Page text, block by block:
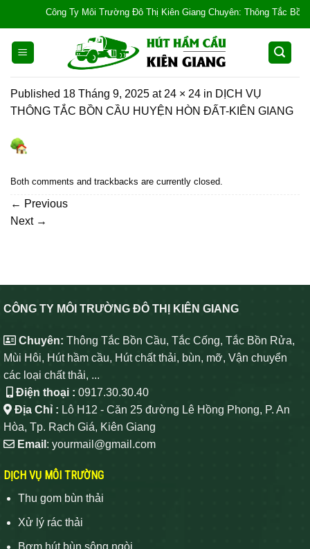
content
Công Ty Môi Trường Đô Thị Kiên Giang Chuyên: Thông Tắc Bồn
Published 18 Tháng 9, 2025 at 24 × 24 in DỊCH VỤ
THÔNG TẮC BỒN CẦU HUYỆN HÒN ĐẤT-KIÊN GIANG
Both comments and trackbacks are currently closed.
← Previous
Next →
CÔNG TY MÔI TRƯỜNG ĐÔ THỊ KIÊN GIANG
Chuyên: Thông Tắc Bồn Cầu, Tắc Cống, Tắc Bồn Rửa,
Mùi Hôi, Hút hầm cầu, Hút chất thải, bùn, mỡ, Vận chuyển
các loại chất thải, ...
Điện thoại : 0917.30.30.40
Địa Chỉ : Lô H12 - Căn 25 đường Lê Hồng Phong, P. An
Hòa, Tp. Rạch Giá, Kiên Giang
Email : yourmail@gmail.com
DỊCH VỤ MÔI TRƯỜNG
Thu gom bùn thải
Xử lý rác thải
Bơm hút bùn sông ngòi